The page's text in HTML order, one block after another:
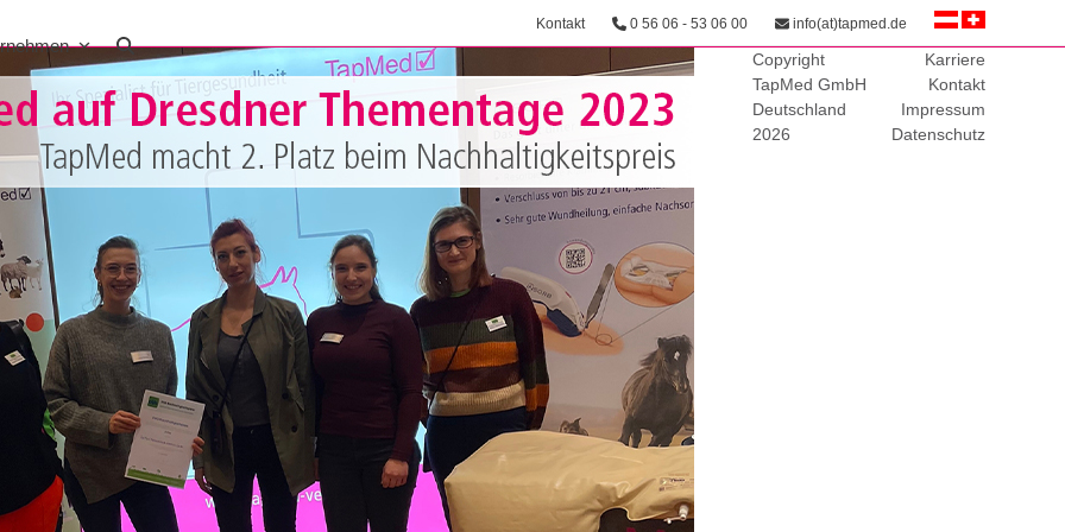
Kontakt 0 56 06 - 53 06 00 info(at)tapmed.de
Copyright
TapMed GmbH
Deutschland
2026
Karriere
Kontakt
Impressum
Datenschutz